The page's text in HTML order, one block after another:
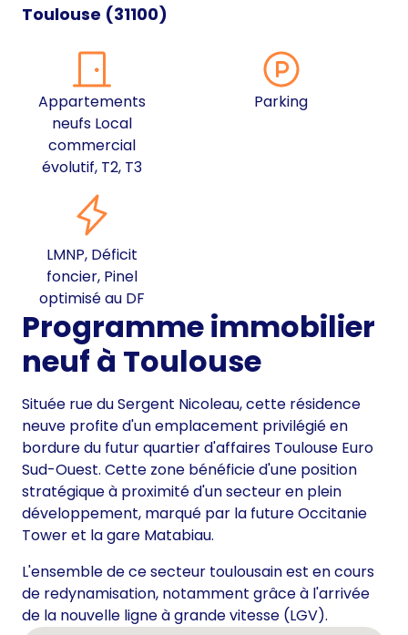
Toulouse (31100)
Appartements
neufs Local
commercial
évolutif, T2, T3
Parking
LMNP, Déficit
foncier, Pinel
optimisé au DF
Programme immobilier
neuf à Toulouse
Située rue du Sergent Nicoleau, cette résidence
neuve profite d'un emplacement privilégié en
bordure du futur quartier d'affaires Toulouse Euro
Sud-Ouest. Cette zone bénéficie d'une position
stratégique à proximité d'un secteur en plein
développement, marqué par la future Occitanie
Tower et la gare Matabiau.
L'ensemble de ce secteur toulousain est en cours
de redynamisation, notamment grâce à l'arrivée
de la nouvelle ligne à grande vitesse (LGV).